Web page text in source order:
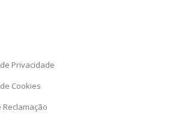
Privacidade
Cookies
Reclamação